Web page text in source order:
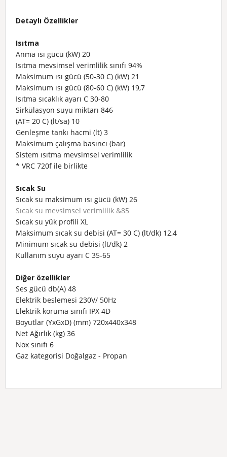
Detaylı Özellikler
Isıtma
Anma ısı gücü (kW) 20
Isıtma mevsimsel verimlilik sınıfı 94%
Maksimum ısı gücü (50-30 C) (kW) 21
Maksimum ısı gücü (80-60 C) (kW) 19,7
Isıtma sıcaklık ayarı C 30-80
Sirkülasyon suyu miktarı 846
(AT= 20 C) (lt/sa) 10
Genleşme tankı hacmi (lt) 3
Maksimum çalışma basıncı (bar)
Sistem ısıtma mevsimsel verimlilik
* VRC 720f ile birlikte
Sıcak Su
Sıcak su maksimum ısı gücü (kW) 26
Sıcak su mevsimsel verimlilik &85
Sıcak su yük profili XL
Maksimum sıcak su debisi (AT= 30 C) (lt/dk) 12,4
Minimum sıcak su debisi (lt/dk) 2
Kullanım suyu ayarı C 35-65
Diğer özellikler
Ses gücü db(A) 48
Elektrik beslemesi 230V/ 50Hz
Elektrik koruma sınıfı IPX 4D
Boyutlar (YxGxD) (mm) 720x440x348
Net Ağırlık (kg) 36
Nox sınıfı 6
Gaz kategorisi Doğalgaz - Propan